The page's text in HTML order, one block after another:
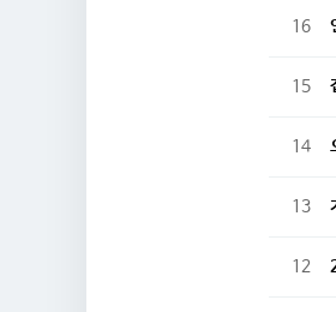
16
15
14
13
12